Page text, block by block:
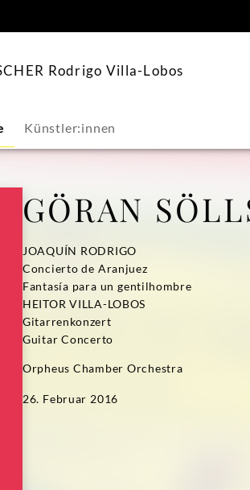
Rodrigo Villa-Lobos
Künstler:innen
GÖRAN
JOAQUÍN RODRIGO
Concierto de Aranjuez
Fantasía para un gentilhombre
HEITOR VILLA-LOBOS
Gitarrenkonzert
Guitar Concerto
Orpheus Chamber Orchestra
26. Februar 2016